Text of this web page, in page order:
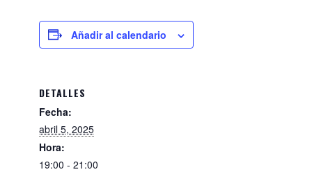
Añadir al calendario
DETALLES
Fecha:
abril 5, 2025
Hora:
19:00 - 21:00